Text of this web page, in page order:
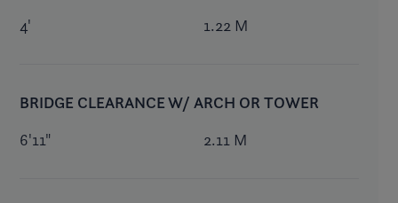
4' 1.22 M
BRIDGE CLEARANCE W/ ARCH OR TOWER
6'11" 2.11 M